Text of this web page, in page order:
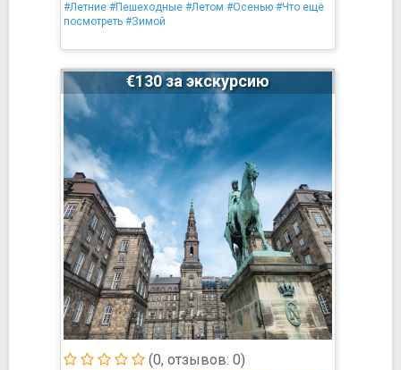
#Летние #Пешеходные #Летом #Осенью #Что ещё
посмотреть #Зимой
(0, отзывов: 0)
€130 за экскурсию